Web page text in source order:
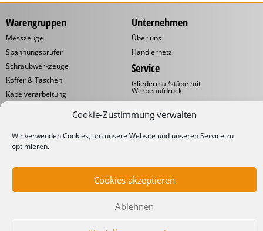
Cookie-Zustimmung verwalten
Wir verwenden Cookies, um unsere Website und unseren Service zu
optimieren.
Cookies akzeptieren
Ablehnen
Warengruppen
Messzeuge
Spannungsprüfer
Schraubwerkzeuge
Koffer & Taschen
Kabelverarbeitung
Industrielampen
Werkstattbedarf
Unternehmen
Über uns
Händlernetz
Service
Gliedermaßstäbe mit
Werbeaufdruck
Katalog
Downloads
Informationen
Datenschutzerklärung